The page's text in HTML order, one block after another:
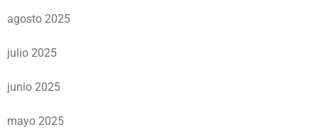
agosto 2025
julio 2025
junio 2025
mayo 2025